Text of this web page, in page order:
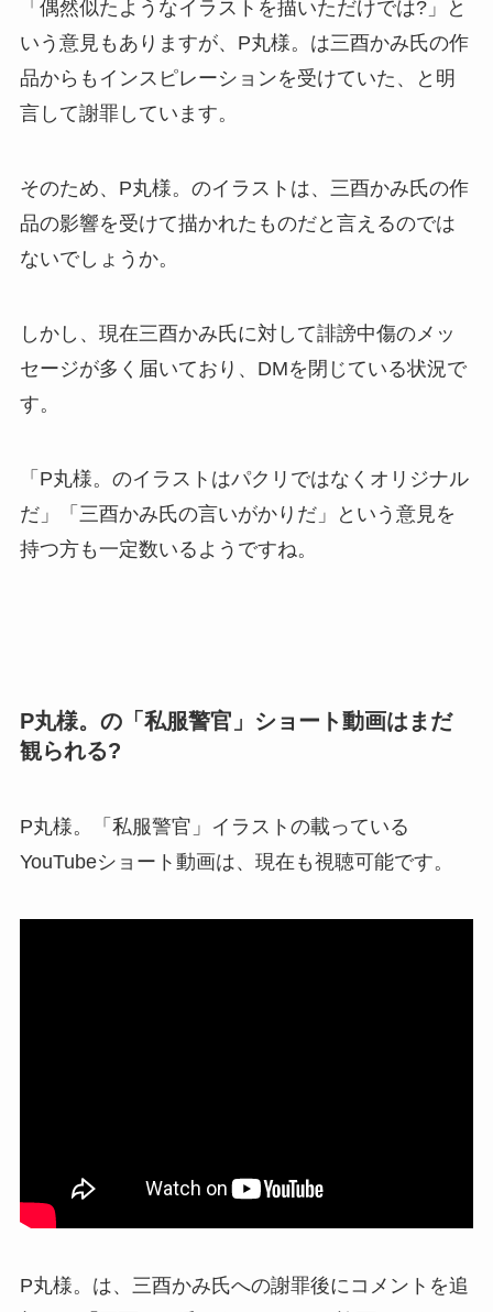
「偶然似たようなイラストを描いただけでは?」と
いう意見もありますが、P丸様。は三酉かみ氏の作
品からもインスピレーションを受けていた、と明
言して謝罪しています。
そのため、P丸様。のイラストは、三酉かみ氏の作
品の影響を受けて描かれたものだと言えるのでは
ないでしょうか。
しかし、現在三酉かみ氏に対して誹謗中傷のメッ
セージが多く届いており、DMを閉じている状況で
す。
「P丸様。のイラストはパクリではなくオリジナル
だ」「三酉かみ氏の言いがかりだ」という意見を
持つ方も一定数いるようですね。
P丸様。の「私服警官」ショート動画はまだ
観られる?
P丸様。「私服警官」イラストの載っている
YouTubeショート動画は、現在も視聴可能です。
P丸様。は、三酉かみ氏への謝罪後にコメントを追